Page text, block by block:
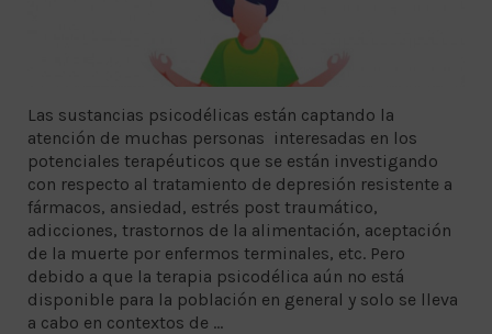
Las sustancias psicodélicas están captando la
atención de muchas personas interesadas en los
potenciales terapéuticos que se están investigando
con respecto al tratamiento de depresión resistente a
fármacos, ansiedad, estrés post traumático,
adicciones, trastornos de la alimentación, aceptación
de la muerte por enfermos terminales, etc. Pero
debido a que la terapia psicodélica aún no está
disponible para la población en general y solo se lleva
a cabo en contextos de …